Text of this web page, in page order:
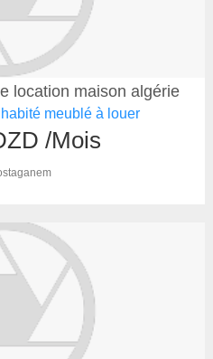
location maison algérie
meublé à louer
/Mois